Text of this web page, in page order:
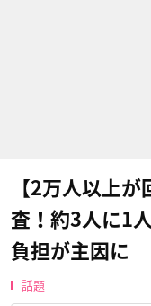
【2万人以上
査！約3人に1
負担が主因に
話題